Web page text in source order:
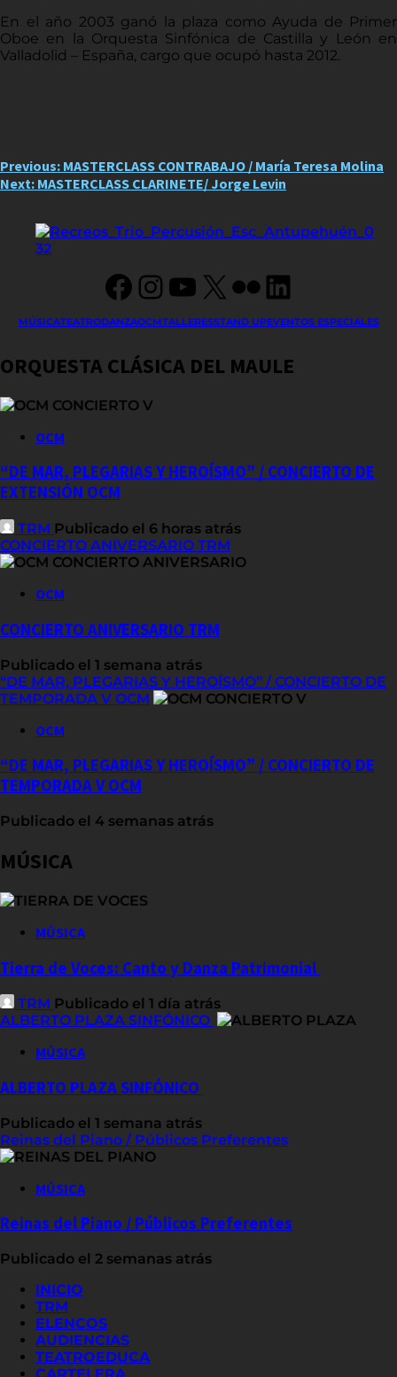
En el año 2003 ganó la plaza como Ayuda de Primer
Oboe en la Orquesta Sinfónica de Castilla y León en
Valladolid – España, cargo que ocupó hasta 2012.
Post
navigation
Previous: MASTERCLASS CONTRABAJO / María Teresa Molina
Next: MASTERCLASS CLARINETE/ Jorge Levin
Facebook
Instagram
YouTube
X FlickrLinkedIn
MÚSICATEATRODANZAOCMTALLERESSTAND UPEVENTOS ESPECIALES
ORQUESTA CLÁSICA DEL MAULE
OCM
“DE MAR, PLEGARIAS Y HEROÍSMO” / CONCIERTO DE
EXTENSIÓN OCM
TRM Publicado el 6 horas atrás
CONCIERTO ANIVERSARIO TRM
OCM
CONCIERTO ANIVERSARIO TRM
Publicado el 1 semana atrás
“DE MAR, PLEGARIAS Y HEROÍSMO” / CONCIERTO DE
TEMPORADA V OCM
OCM
“DE MAR, PLEGARIAS Y HEROÍSMO” / CONCIERTO DE
TEMPORADA V OCM
Publicado el 4 semanas atrás
MÚSICA
MÚSICA
Tierra de Voces: Canto y Danza Patrimonial
TRM Publicado el 1 día atrás
ALBERTO PLAZA SINFÓNICO
MÚSICA
ALBERTO PLAZA SINFÓNICO
Publicado el 1 semana atrás
Reinas del Piano / Públicos Preferentes
MÚSICA
Reinas del Piano / Públicos Preferentes
Publicado el 2 semanas atrás
INICIO
TRM
ELENCOS
AUDIENCIAS
TEATROEDUCA